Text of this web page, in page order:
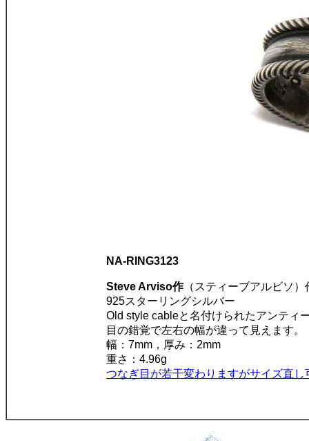
NA-RING3123
Steve Arviso作（スティーブアルビソ）
925スターリングシルバー
Old style cableと名付けられたアンティ
目の錯覚で左右の幅が違って見えます。
幅：7mm，厚み：2mm
重さ：4.96g
つなぎ目が若干変わりますがサイズ直し